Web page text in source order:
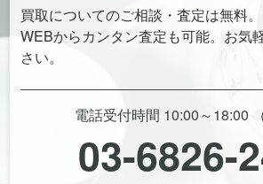
買取についてのご相談・査定は無料。
WEBからカンタン査定も可能。お気
さい。
電話受付時間 10:00～18:00
03-6826-